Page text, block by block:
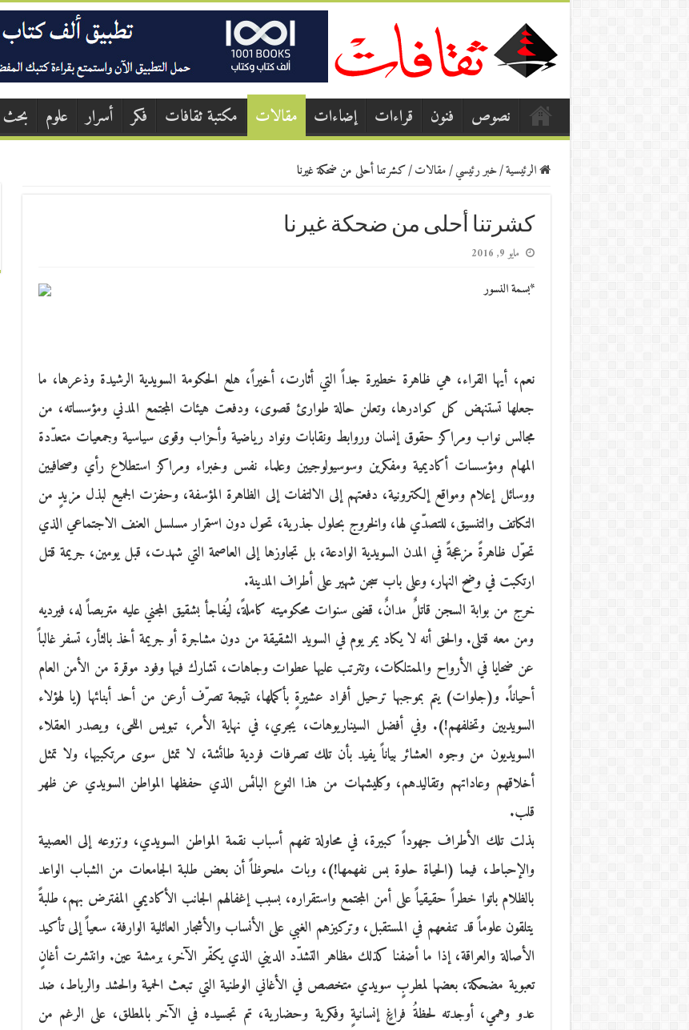
نصوص فنون قراءات إضاءات مقالات مكتبة ثقافات فكر أسرار علوم بحث
الرئيسية/خبر رئيسي/مقالات/كشرتنا أحلى من ضحكة غيرنا
كشرتنا أحلى من ضحكة غيرنا
مايو 9, 2016
*بسمة النسور
نعم، أيها القراء، هي ظاهرة خطيرة جداً التي أثارت، أخيراً، هلع الحكومة السويدية الرشيدة وذعرها، ما
جعلها تستنهض كل كوادرها، وتعلن حالة طوارئ قصوى، ودفعت هيئات المجتمع المدني ومؤسساته، من
مجالس نواب ومراكز حقوق إنسان وروابط ونقابات ونواد رياضية وأحزاب وقوى سياسية وجمعيات متعدّدة
المهام ومؤسسات أكاديمية ومفكرين وسوسيولوجيين وعلماء نفس وخبراء ومراكز استطلاع رأي وصحافيين
ووسائل إعلام ومواقع إلكترونية، دفعتهم إلى الالتفات إلى الظاهرة المؤسفة، وحفزت الجميع لبذل مزيدٍ من
التكاتف والتنسيق، للتصدّي لها، والخروج بحلول جذرية، تحول دون استمرار مسلسل العنف الاجتماعي الذي
تحوّل ظاهرةً مزعجةً في المدن السويدية الوادعة، بل تجاوزها إلى العاصمة التي شهدت، قبل يومين، جريمة قتل
ارتكبت في وضح النهار، وعلى باب سجن شهير على أطراف المدينة.
خرج من بوابة السجن قاتلٌ مدانٌ، قضى سنوات محكوميته كاملةً، ليُفاجأ بشقيق المجني عليه متربصاً له، فيرديه
ومن معه قتلى. والحق أنه لا يكاد يمر يوم في السويد الشقيقة من دون مشاجرة أو جريمة أخذ بالثأر، تسفر غالباً
عن ضحايا في الأرواح والممتلكات، وتترتب عليها عطوات وجاهات، تشارك فيها وفود موقرة من الأمن العام
أحياناً. و(جلوات) يتم بموجبها ترحيل أفراد عشيرةٍ بأكملها، نتيجة تصرّف أرعن من أحد أبنائها (يا لهؤلاء
السويديين وتخلفهم!). وفي أفضل السيناريوهات، يجري، في نهاية الأمر، تبويس اللحى، ويصدر العقلاء
السويديون من وجوه العشائر بياناً يفيد بأن تلك تصرفات فردية طائشة، لا تمثل سوى مرتكبيها، ولا تمثل
أخلاقهم وعاداتهم وتقاليدهم، وكليشهات من هذا النوع البائس الذي حفظها المواطن السويدي عن ظهر
قلب.
بذلت تلك الأطراف جهوداً كبيرة، في محاولة تفهم أسباب نقمة المواطن السويدي، ونزوعه إلى العصبية
والإحباط، فيما (الحياة حلوة بس نفهمها!)، وبات ملحوظاً أن بعض طلبة الجامعات من الشباب الواعد
بالظلام باتوا خطراً حقيقياً على أمن المجتمع واستقراره، بسبب إغفالهم الجانب الأكاديمي المفترض بهم، طلبةً
يتلقون علوماً قد تنفعهم في المستقبل، وتركيزهم الغبي على الأنساب والأشجار العائلية الوارفة، سعياً إلى تأكيد
الأصالة والعراقة، إذا ما أضفنا كذلك مظاهر التشدّد الديني الذي يكفّر الآخر، برمشة عين. وانتشرت أغانٍ
تعبوية مضحكة، بعضها لمطربٍ سويدي متخصص في الأغاني الوطنية التي تبعث الحمية والحشد والرباط، ضد
عدو وهمي، أوجدته لحظةُ فراغٍ إنسانيةٍ وفكرية وحضارية، تم تجسيده في الآخر بالمطلق، على الرغم من